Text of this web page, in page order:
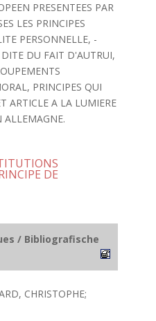
PRESENTEES PAR
LES PRINCIPES
PERSONNELLE, -
DU FAIT D'AUTRUI,
PRINCIPES QUI
ARTICLE A LA LUMIERE
ALLEMAGNE.
DE
/ Bibliografische
CHRISTOPHE;